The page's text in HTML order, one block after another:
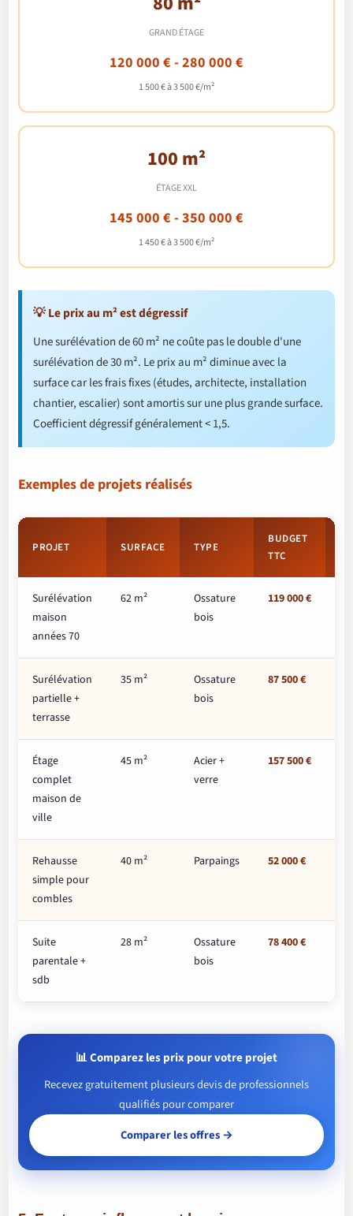
GRAND ÉTAGE
120 000 € - 280 000 €
1 500 € à 3 500 €/m²
100 m²
ÉTAGE XXL
145 000 € - 350 000 €
1 450 € à 3 500 €/m²
💡 Le prix au m² est dégressif
Une surélévation de 60 m² ne coûte pas le double d'une
surélévation de 30 m². Le prix au m² diminue avec la
surface car les frais fixes (études, architecte, installation
chantier, escalier) sont amortis sur une plus grande surface.
Coefficient dégressif généralement < 1,5.
Exemples de projets réalisés
PROJET SURFACE TYPE
BUDGET
TTC
Surélévation
maison
années 70
62 m²
Ossature
bois
119 000 €
Surélévation
partielle +
terrasse
35 m²
Ossature
bois
87 500 €
Étage
complet
maison de
ville
45 m²
Acier +
verre
157 500 €
Rehausse
simple pour
combles
40 m² Parpaings 52 000 €
Suite
parentale +
sdb
28 m²
Ossature
bois
78 400 €
📊 Comparez les prix pour votre projet
Recevez gratuitement plusieurs devis de professionnels
qualifiés pour comparer
Comparer les offres →